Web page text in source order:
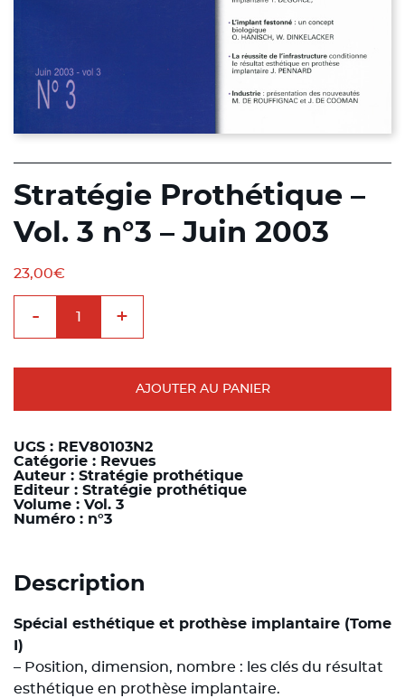
Stratégie Prothétique –
Vol. 3 n°3 – Juin 2003
23,00€
de
2003
- +
AJOUTER AU PANIER
UGS : REV80103N2
Catégorie : Revues
Auteur : Stratégie prothétique
Editeur : Stratégie prothétique
Volume : Vol. 3
Numéro : n°3
Description
Spécial esthétique et prothèse implantaire (Tome
I)
– Position, dimension, nombre : les clés du résultat
esthétique en prothèse implantaire.